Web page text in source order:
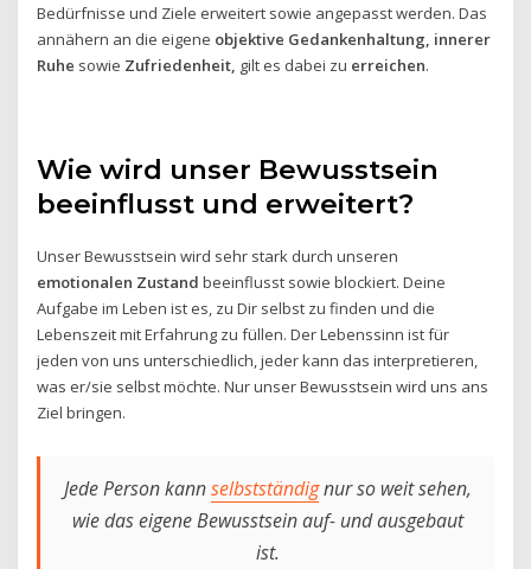
Bedürfnisse und Ziele erweitert sowie angepasst werden. Das
annähern an die eigene objektive Gedankenhaltung, innerer
Ruhe sowie Zufriedenheit, gilt es dabei zu erreichen.
Wie wird unser Bewusstsein
beeinflusst und erweitert?
Unser Bewusstsein wird sehr stark durch unseren
emotionalen Zustand beeinflusst sowie blockiert. Deine
Aufgabe im Leben ist es, zu Dir selbst zu finden und die
Lebenszeit mit Erfahrung zu füllen. Der Lebenssinn ist für
jeden von uns unterschiedlich, jeder kann das interpretieren,
was er/sie selbst möchte. Nur unser Bewusstsein wird uns ans
Ziel bringen.
Jede Person kannselbstständignur so weit sehen,
wie das eigene Bewusstsein auf- und ausgebaut
ist.